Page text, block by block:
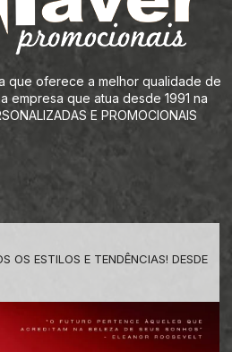
que oferece a melhor qualidade de
empresa que atua desde 1991 na
E PROMOCIONAIS
OS ESTILOS E TENDÊNCIAS! DESDE